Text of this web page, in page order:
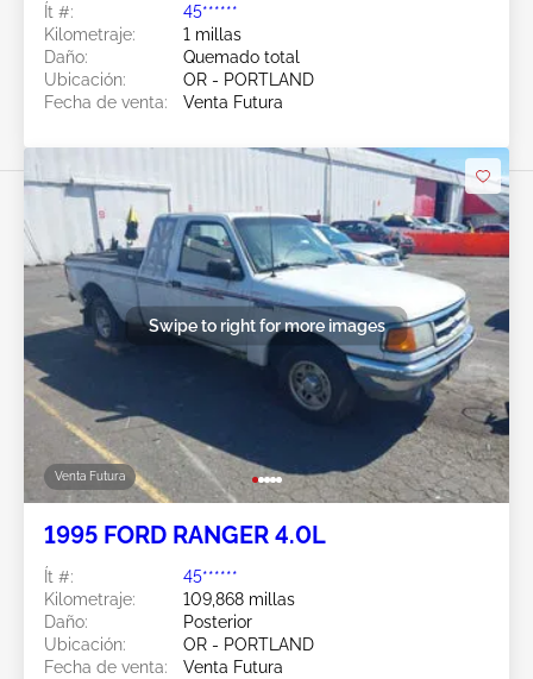
Ít #:
45******
Kilometraje:
1 millas
Daño:
Quemado total
Ubicación:
OR - PORTLAND
Fecha de venta:
Venta Futura
Venta Futura
Swipe to right for more images
1995 FORD RANGER 4.0L
Ít #:
45******
Kilometraje:
109,868 millas
Daño:
Posterior
Ubicación:
OR - PORTLAND
Fecha de venta:
Venta Futura